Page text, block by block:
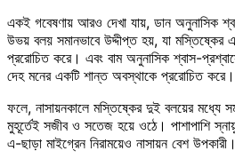
একই গবেষণায় আরও দেখা যায়, ডান অনুনাসিক
উভয় বলয় সমানভাবে উদ্দীপ্ত হয়, যা
প্ররোচিত করে। এবং বাম অনুনাসিক শ্বাস-
দেহ মনের একটি শান্ত অবস্থাকে প্ররোচিত করে।
ফলে, নাসায়নকালে মস্তিষ্কের দুই বলয়ের মধ্যে
মুহূর্তেই সজীব ও সতেজ হয়ে ওঠে। পাশাপাশি
এ-ছাড়া মাইগ্রেন নিরাময়েও নাসায়ন বেশ উপকারী।